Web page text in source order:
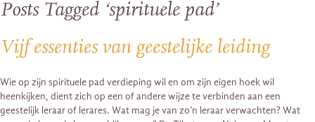
Posts Tagged ‘spirituele pad’
Vijf essenties van geestelijke leiding
Wie op zijn spirituele pad verdieping wil en om zijn eigen hoek wil
heenkijken, dient zich op een of andere wijze te verbinden aan een
geestelijk leraar of lerares. Wat mag je van zo’n leraar verwachten? Wat